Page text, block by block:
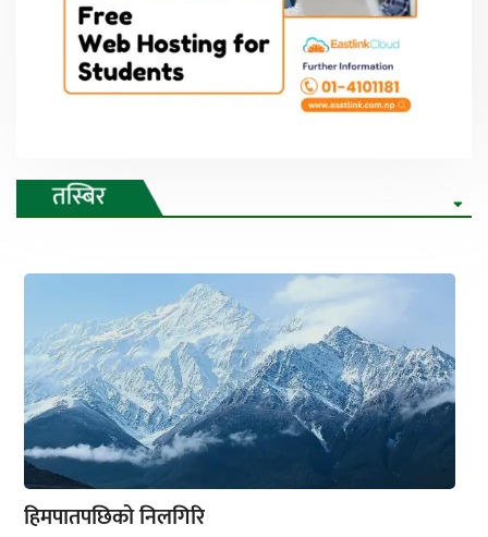
हिमपातपछिको निलगिरि